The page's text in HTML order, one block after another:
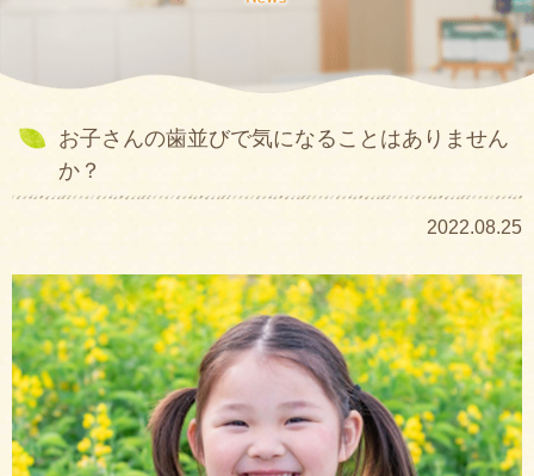
お子さんの歯並びで気になることはありません
か？
2022.08.25